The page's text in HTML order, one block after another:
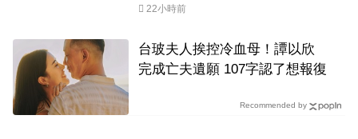
22小時前
台玻夫人挨控冷血母！譚以欣
完成亡夫遺願 107字認了想報復
Recommended by